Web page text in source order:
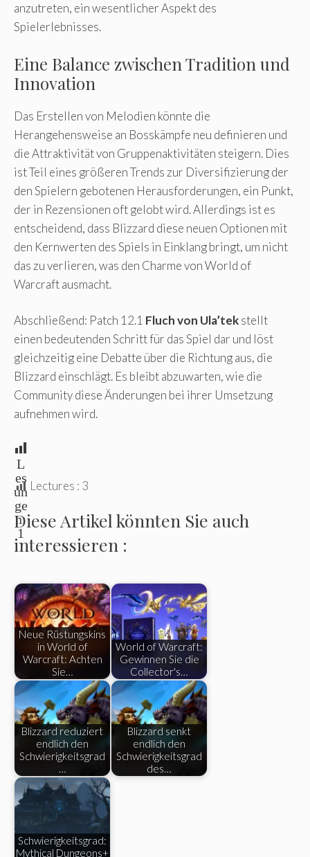
anzutreten, ein wesentlicher Aspekt des
Spielerlebnisses.
Eine Balance zwischen Tradition und
Innovation
Das Erstellen von Melodien könnte die
Herangehensweise an Bosskämpfe neu definieren und
die Attraktivität von Gruppenaktivitäten steigern. Dies
ist Teil eines größeren Trends zur Diversifizierung der
den Spielern gebotenen Herausforderungen, ein Punkt,
der in Rezensionen oft gelobt wird. Allerdings ist es
entscheidend, dass Blizzard diese neuen Optionen mit
den Kernwerten des Spiels in Einklang bringt, um nicht
das zu verlieren, was den Charme von World of
Warcraft ausmacht.
Abschließend: Patch 12.1 Fluch von Ula’tekstellt
einen bedeutenden Schritt für das Spiel dar und löst
gleichzeitig eine Debatte über die Richtung aus, die
Blizzard einschlägt. Es bleibt abzuwarten, wie die
Community diese Änderungen bei ihrer Umsetzung
aufnehmen wird.
L
es
un
ge
n:
1
Lectures : 3
Diese Artikel könnten Sie auch
interessieren :
Neue Rüstungskins
in World of
Warcraft: Achten
Sie…
World of Warcraft:
Gewinnen Sie die
Collector's…
Blizzard reduziert
endlich den
Schwierigkeitsgrad
…
Blizzard senkt
endlich den
Schwierigkeitsgrad
des…
Schwierigkeitsgrad:
Mythical Dungeons+